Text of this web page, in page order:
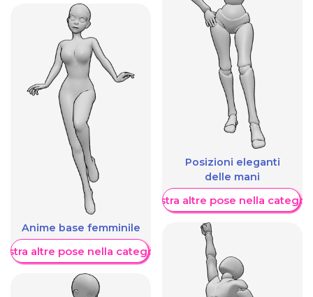
Anime base femminile
altre pose nella categoria
Posizioni eleganti
delle mani
Mostra altre pose nella